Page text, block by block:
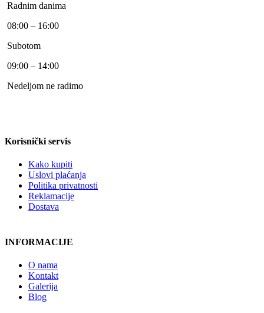
Radnim danima
08:00 – 16:00
Subotom
09:00 – 14:00
Nedeljom ne radimo
Korisnički servis
Kako kupiti
Uslovi plaćanja
Politika privatnosti
Reklamacije
Dostava
INFORMACIJE
O nama
Kontakt
Galerija
Blog